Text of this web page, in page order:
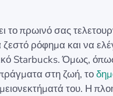
το πρωινό σας
ρόφημα και να
Starbucks. Όμως,
στη ζωή, το
του. Η